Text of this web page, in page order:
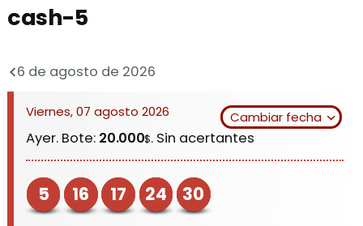
cash-5
6 de agosto de 2026
Viernes, 07 agosto 2026 Cambiar fecha
Ayer. Bote: 20.000$. Sin acertantes
5 16 17 24 30